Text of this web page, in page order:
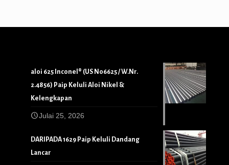
aloi 625 Inconel® (US N06625 / W.Nr.
2.4856) Paip Keluli Aloi Nikel &
Kelengkapan
Julai 25, 2026
DARIPADA 1629 Paip Keluli Dandang
Lancar